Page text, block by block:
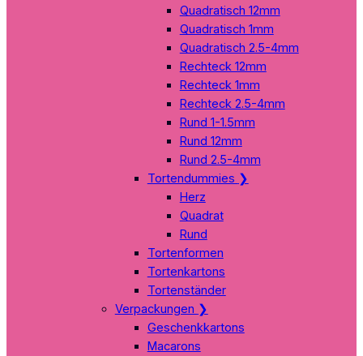
Quadratisch 12mm
Quadratisch 1mm
Quadratisch 2.5-4mm
Rechteck 12mm
Rechteck 1mm
Rechteck 2.5-4mm
Rund 1-1.5mm
Rund 12mm
Rund 2.5-4mm
Tortendummies ❯
Herz
Quadrat
Rund
Tortenformen
Tortenkartons
Tortenständer
Verpackungen ❯
Geschenkkartons
Macarons